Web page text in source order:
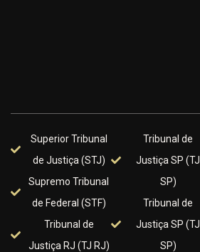
Superior Tribunal
de Justiça (STJ)
Supremo Tribunal
de Federal (STF)
Tribunal de
Justiça RJ (TJ RJ)
Tribunal de
Justiça SP (TJ
SP)
Tribunal de
Justiça SP (TJ
SP)